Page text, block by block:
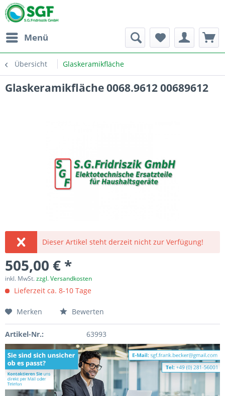
Menü
Übersicht Glaskeramikfläche
Glaskeramikfläche 0068.9612 00689612
Dieser Artikel steht derzeit nicht zur Verfügung!
505,00 € *
inkl. MwSt.zzgl. Versandkosten
Lieferzeit ca. 8-10 Tage
Merken Bewerten
Artikel-Nr.: 63993